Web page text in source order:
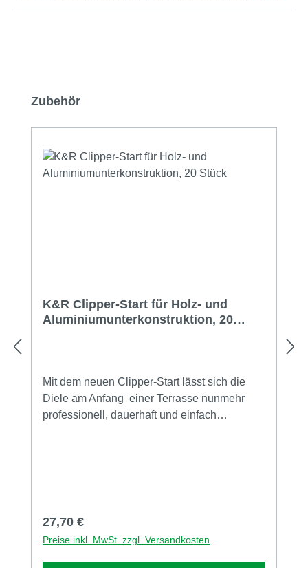
Produktgalerie überspringen
Zubehör
K&R Clipper-Start für Holz- und
Aluminiumunterkonstruktion, 20
Mit dem neuen Clipper-Start lässt sich die
Diele am Anfang einer Terrasse nunmehr
professionell, dauerhaft und einfach
die Clipper zeichnet sich der Clipper-Start
durch mehrere Eigenschaften aus:
konstruktiver Holzschutz
Regulärer Preis:
27,70 €
Preise inkl. MwSt. zzgl. Versandkosten